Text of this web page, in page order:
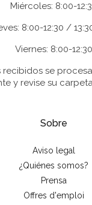
Miércoles: 8:00-
8:00-12:30 /
Viernes: 8:00-12:30
se
y revise su
Sobre
Aviso legal
¿Quiénes somos?
Prensa
Offres d'emploi